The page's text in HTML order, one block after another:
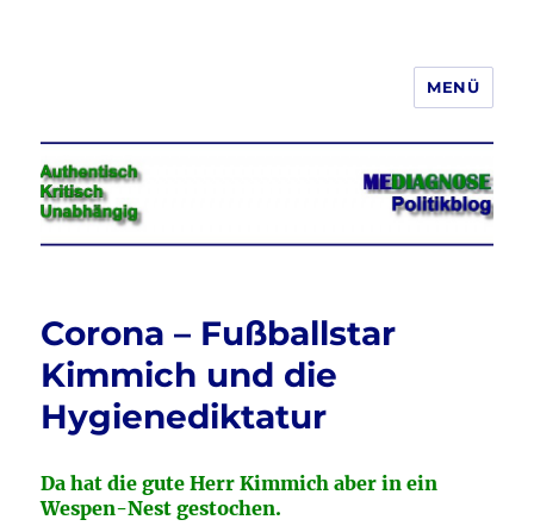
Jeder hat das Recht, seine
Meinung in Wort, Schrift und Bild
frei zu äußern und zu verbreiten
MENÜ
Corona – Fußballstar
Kimmich und die
Hygienediktatur
Da hat die gute Herr Kimmich aber in ein
Wespen-Nest gestochen.